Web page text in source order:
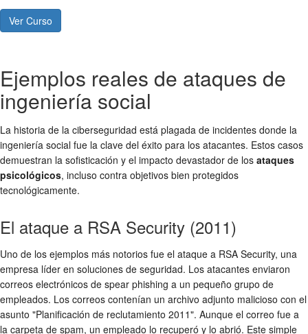
Ver Curso
Ejemplos reales de ataques de
ingeniería social
La historia de la ciberseguridad está plagada de incidentes donde la
ingeniería social fue la clave del éxito para los atacantes. Estos casos
demuestran la sofisticación y el impacto devastador de los ataques
psicológicos, incluso contra objetivos bien protegidos
tecnológicamente.
El ataque a RSA Security (2011)
Uno de los ejemplos más notorios fue el ataque a RSA Security, una
empresa líder en soluciones de seguridad. Los atacantes enviaron
correos electrónicos de spear phishing a un pequeño grupo de
empleados. Los correos contenían un archivo adjunto malicioso con el
asunto "Planificación de reclutamiento 2011". Aunque el correo fue a
la carpeta de spam, un empleado lo recuperó y lo abrió. Este simple